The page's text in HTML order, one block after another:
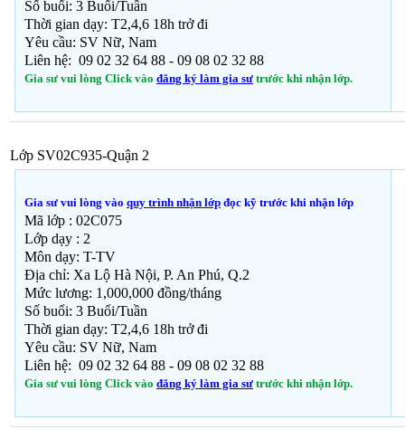
Số buổi: 3 Buổi/Tuần
Thời gian dạy: T2,4,6 18h trở đi
Yêu cầu: SV Nữ, Nam
Liên hệ: 09 02 32 64 88 - 09 08 02 32 88
Gia sư vui lòng Click vào đăng ký làm gia sư trước khi nhận lớp.
Lớp SV02C935-Quận 2
Gia sư vui lòng vào quy trình nhận lớp đọc kỹ trước khi nhận lớp
Mã lớp : 02C075
Lớp dạy : 2
Môn dạy: T-TV
Địa chỉ: Xa Lộ Hà Nội, P. An Phú, Q.2
Mức lương: 1,000,000 đồng/tháng
Số buổi: 3 Buổi/Tuần
Thời gian dạy: T2,4,6 18h trở đi
Yêu cầu: SV Nữ, Nam
Liên hệ: 09 02 32 64 88 - 09 08 02 32 88
Gia sư vui lòng Click vào đăng ký làm gia sư trước khi nhận lớp.